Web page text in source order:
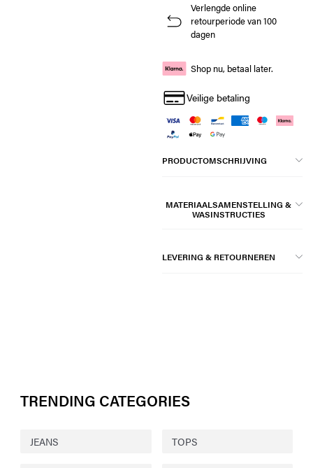
Verlengde online
retourperiode van 100
dagen
Shop nu, betaal later.
Veilige betaling
PRODUCTOMSCHRIJVING
MATERIAALSAMENSTELLING &
WASINSTRUCTIES
LEVERING & RETOURNEREN
TRENDING CATEGORIES
JEANS TOPS